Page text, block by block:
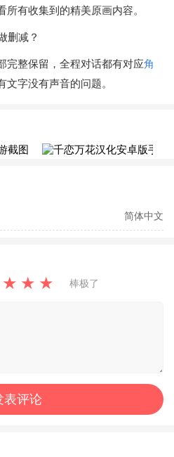
有收集到的精美原画内容。
删减？
完整保留，全程对话都有对应角
字没有声音的问题。
简体中文
★ ★ ★ 棒极了